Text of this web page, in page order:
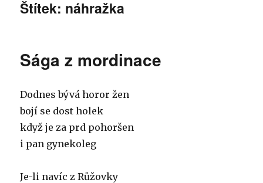
Štítek: náhražka
Sága z mordinace
Dodnes bývá horor žen
bojí se dost holek
když je za prd pohoršen
i pan gynekoleg
Je-li navíc z Růžovky